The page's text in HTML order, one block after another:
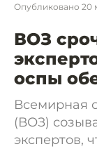
Опубликовано 20
ВОЗ
оспы
Всемирная
(ВОЗ)
экспертов,